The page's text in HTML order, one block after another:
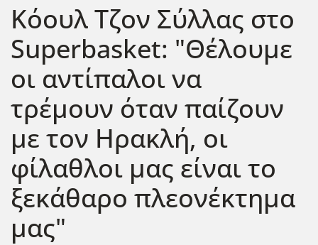
Κόουλ Τζον Σύλλας στο
Superbasket: "Θέλουμε
οι αντίπαλοι να
τρέμουν όταν παίζουν
με τον Ηρακλή, οι
φίλαθλοι μας είναι το
ξεκάθαρο πλεονέκτημα
μας"